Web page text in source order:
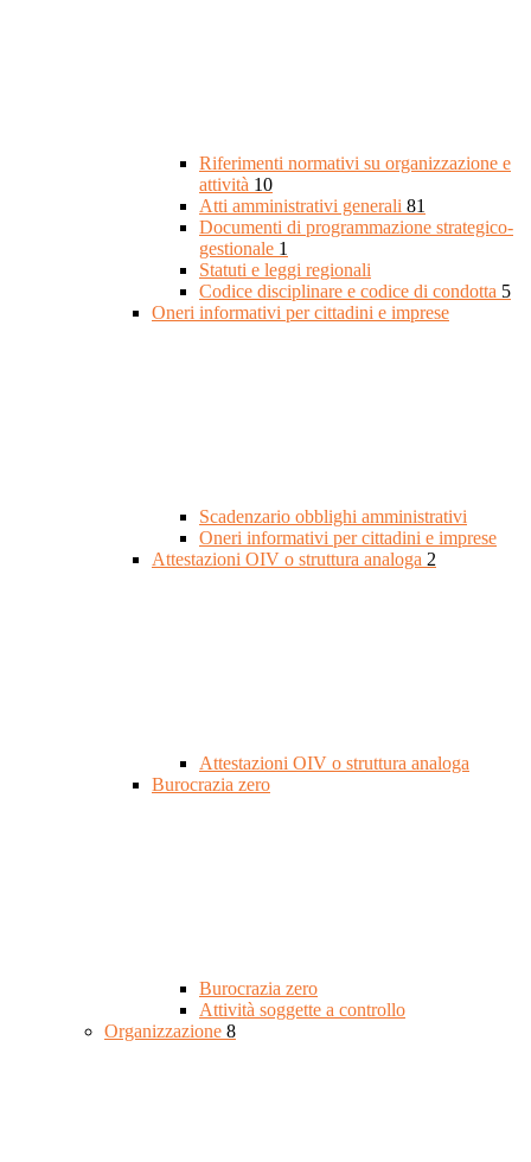
Riferimenti normativi su organizzazione e
attività 10
Atti amministrativi generali 81
Documenti di programmazione strategico-
gestionale 1
Statuti e leggi regionali
Codice disciplinare e codice di condotta 5
Oneri informativi per cittadini e imprese
Scadenzario obblighi amministrativi
Oneri informativi per cittadini e imprese
Attestazioni OIV o struttura analoga 2
Attestazioni OIV o struttura analoga
Burocrazia zero
Burocrazia zero
Attività soggette a controllo
Organizzazione 8